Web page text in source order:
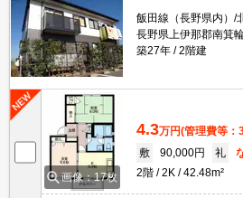
飯田線（長野県内）/
長野県上伊那郡南箕
築27年
2階建
画像：17枚
4.3万円(管理費等：
敷
90,000円 礼
2階
2K 42.48m²